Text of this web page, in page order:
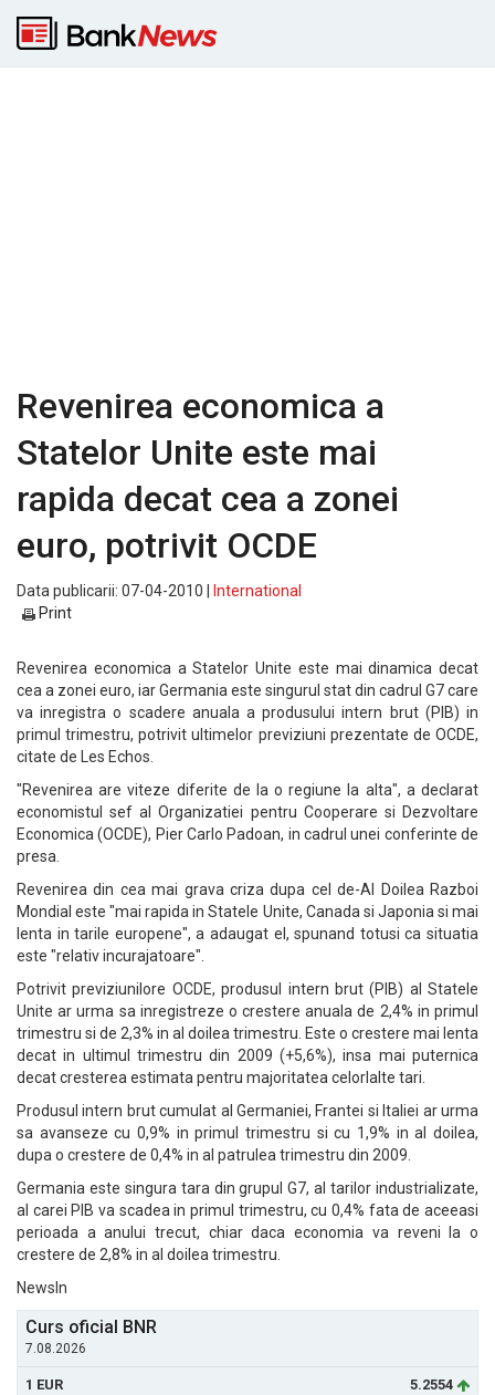
Revenirea economica a
Statelor Unite este mai
rapida decat cea a zonei
euro, potrivit OCDE
Data publicarii: 07-04-2010 |
International
Print
Revenirea economica a Statelor Unite este mai dinamica decat
cea a zonei euro, iar Germania este singurul stat din cadrul G7 care
va inregistra o scadere anuala a produsului intern brut (PIB) in
primul trimestru, potrivit ultimelor previziuni prezentate de OCDE,
citate de Les Echos.
"Revenirea are viteze diferite de la o regiune la alta", a declarat
economistul sef al Organizatiei pentru Cooperare si Dezvoltare
Economica (OCDE), Pier Carlo Padoan, in cadrul unei conferinte de
presa.
Revenirea din cea mai grava criza dupa cel de-Al Doilea Razboi
Mondial este "mai rapida in Statele Unite, Canada si Japonia si mai
lenta in tarile europene", a adaugat el, spunand totusi ca situatia
este "relativ incurajatoare".
Potrivit previziunilore OCDE, produsul intern brut (PIB) al Statele
Unite ar urma sa inregistreze o crestere anuala de 2,4% in primul
trimestru si de 2,3% in al doilea trimestru. Este o crestere mai lenta
decat in ultimul trimestru din 2009 (+5,6%), insa mai puternica
decat cresterea estimata pentru majoritatea celorlalte tari.
Produsul intern brut cumulat al Germaniei, Frantei si Italiei ar urma
sa avanseze cu 0,9% in primul trimestru si cu 1,9% in al doilea,
dupa o crestere de 0,4% in al patrulea trimestru din 2009.
Germania este singura tara din grupul G7, al tarilor industrializate,
al carei PIB va scadea in primul trimestru, cu 0,4% fata de aceeasi
perioada a anului trecut, chiar daca economia va reveni la o
crestere de 2,8% in al doilea trimestru.
NewsIn
Curs oficial BNR
7.08.2026
1 EUR
5.2554